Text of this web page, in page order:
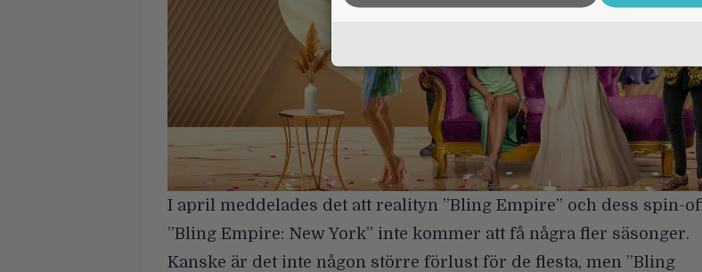
I april meddelades det att realityn ”Bling Empire” och dess spin-
”Bling Empire: New York” inte kommer att få några fler säsonger.
Kanske är det inte någon större förlust för de flesta, men ”Bling